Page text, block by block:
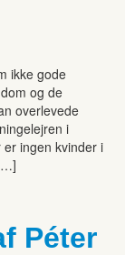
ikke gode
og de
overlevede
i
ingen kvinder i
Péter